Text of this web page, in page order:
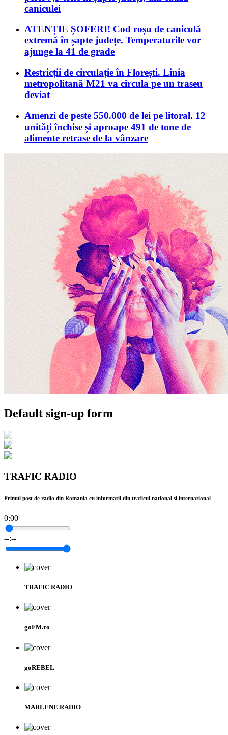
caniculei
ATENȚIE ȘOFERI! Cod roșu de caniculă
extremă în șapte județe. Temperaturile vor
ajunge la 41 de grade
Restricții de circulație în Florești. Linia
metropolitană M21 va circula pe un traseu
deviat
Amenzi de peste 550.000 de lei pe litoral. 12
unități închise și aproape 491 de tone de
alimente retrase de la vânzare
Default sign-up form
TRAFIC RADIO
Primul post de radio din Romania cu informatii din traficul national si international
0:00
--:--
TRAFIC RADIO
goFM.ro
goREBEL
MARLENE RADIO